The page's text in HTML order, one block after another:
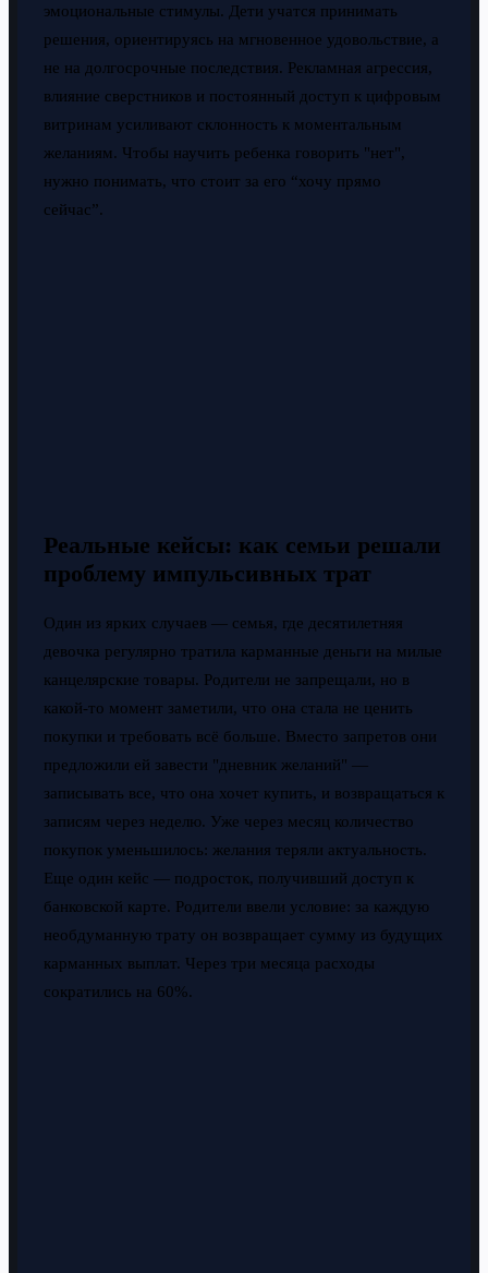
эмоциональные стимулы. Дети учатся принимать
решения, ориентируясь на мгновенное удовольствие, а
не на долгосрочные последствия. Рекламная агрессия,
влияние сверстников и постоянный доступ к цифровым
витринам усиливают склонность к моментальным
желаниям. Чтобы научить ребенка говорить "нет",
нужно понимать, что стоит за его “хочу прямо
сейчас”.
Реальные кейсы: как семьи решали
проблему импульсивных трат
Один из ярких случаев — семья, где десятилетняя
девочка регулярно тратила карманные деньги на милые
канцелярские товары. Родители не запрещали, но в
какой-то момент заметили, что она стала не ценить
покупки и требовать всё больше. Вместо запретов они
предложили ей завести "дневник желаний" —
записывать все, что она хочет купить, и возвращаться к
записям через неделю. Уже через месяц количество
покупок уменьшилось: желания теряли актуальность.
Еще один кейс — подросток, получивший доступ к
банковской карте. Родители ввели условие: за каждую
необдуманную трату он возвращает сумму из будущих
карманных выплат. Через три месяца расходы
сократились на 60%.